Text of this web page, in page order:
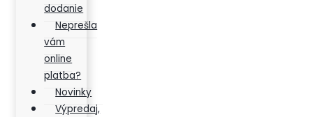
dodanie
Neprešla
vám
online
platba?
Novinky
Výpredaj,